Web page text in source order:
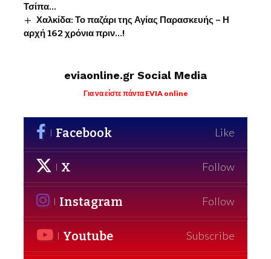
Τσίπα…
Χαλκίδα: Το παζάρι της Αγίας Παρασκευής – Η
αρχή 162 χρόνια πριν…!
eviaonline.gr Social Media
Για να είστε πάντα EVIA online
Facebook Like
X Follow
Instagram Follow
Youtube Subscribe